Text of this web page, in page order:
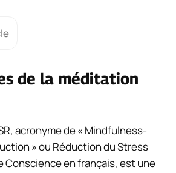
de la méditation
acronyme de « Mindfulness-
» ou Réduction du Stress
Conscience en français, est une